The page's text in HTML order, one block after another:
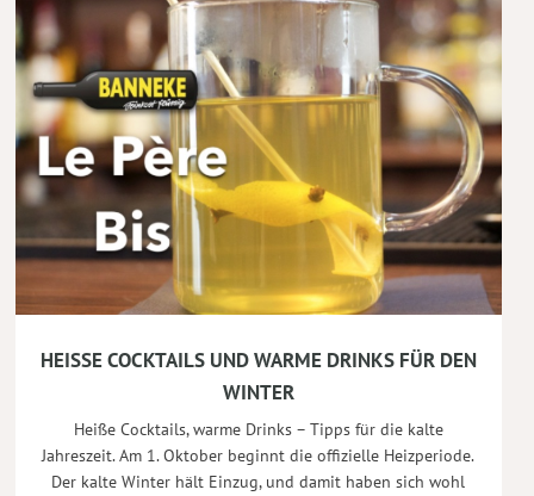
HEISSE COCKTAILS UND WARME DRINKS FÜR DEN W
INTER
Heiße Cocktails, warme Drinks – Tipps für die kalte
Jahreszeit. Am 1. Oktober beginnt die offizielle Heizperiode.
Der kalte Winter hält Einzug, und damit haben sich wohl